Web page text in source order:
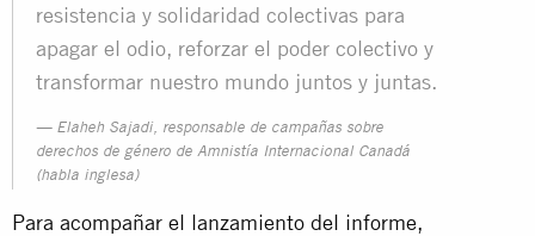
resistencia y solidaridad colectivas para
apagar el odio, reforzar el poder colectivo y
transformar nuestro mundo juntos y juntas.
Elaheh Sajadi, responsable de campañas sobre
derechos de género de Amnistía Internacional Canadá
(habla inglesa)
Para acompañar el lanzamiento del informe,